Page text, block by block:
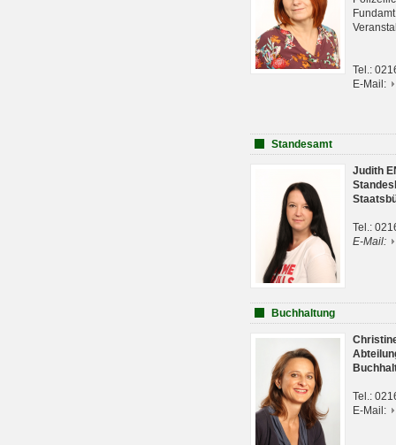
Tel.:
E-Mail:
Standesamt
Judith
Tel.:
E-Mail:
Buchhaltung
Tel.:
E-Mail: